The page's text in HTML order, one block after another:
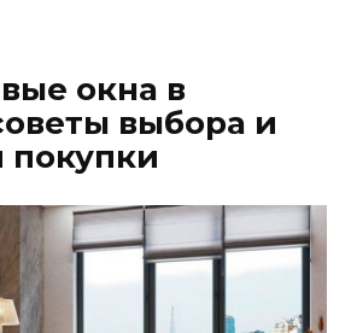
окна в
выбора и
покупки